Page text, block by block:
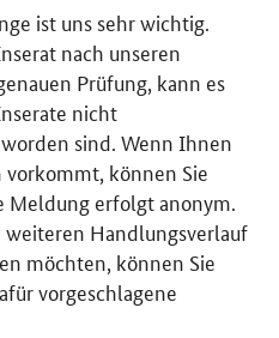
ist uns sehr wichtig.
nach unseren
Prüfung, kann es
nicht
sind. Wenn Ihnen
vorkommt, können Sie
Meldung erfolgt anonym.
weiteren Handlungsverlauf
möchten, können Sie
vorgeschlagene